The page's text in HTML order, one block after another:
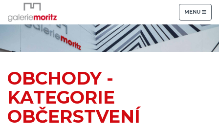
TOGGLE
NAVIGATION
MENU
OBCHODY -
KATEGORIE
OBČERSTVENÍ